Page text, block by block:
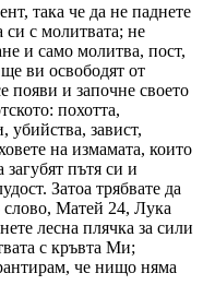
така че да не паднете
си с молитвата; не
и само молитва, пост,
ви освободят от
появи и започне своето
похотта,
завист,
на измамата, които
пътя си и
Затоа трябвате да
слово, Матей 24, Лука
лесна плячка за сили
с кръвта Ми;
че нищо няма